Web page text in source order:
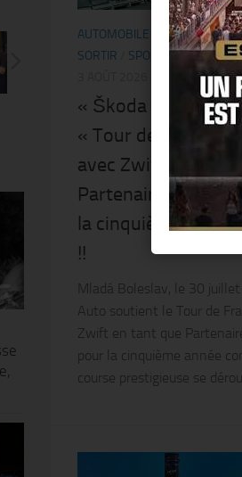
AUTOMOBILE BUSINESS/
SORTIR
SPORT
« Škoda Auto »
« Tour de France
avec Zwift, en tant
Partenaire Officiel
la cinquième
!!
Mladá Boleslav, le 30
Auto soutient le Tour de
Zwift en tant que
pour la cinquième année
course prestigieuse se